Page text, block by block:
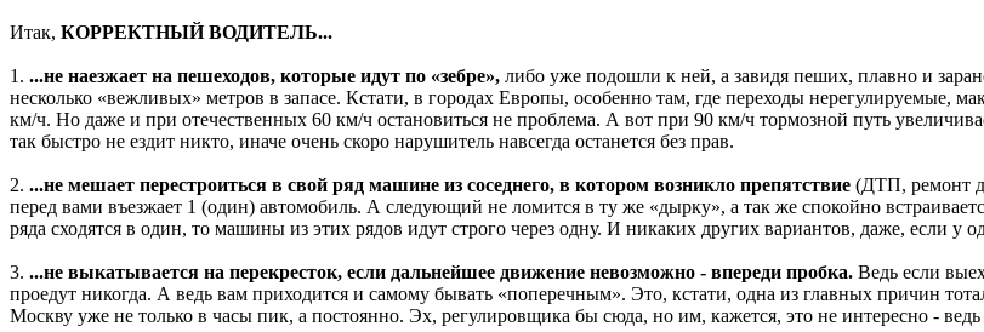
Итак, КОРРЕКТНЫЙ ВОДИТЕЛЬ...
1. ...не наезжает на пешеходов, которые идут по «зебре», либо уже подошли к ней, а завидя пеших, плавно и
несколько «вежливых» метров в запасе. Кстати, в городах Европы, особенно там, где переходы нерегулируемые,
км/ч. Но даже и при отечественных 60 км/ч остановиться не проблема. А вот при 90 км/ч тормозной путь
так быстро не ездит никто, иначе очень скоро нарушитель навсегда останется без прав.
2. ...не мешает перестроиться в свой ряд машине из соседнего, в котором возникло препятствие (ДТП, ремонт
перед вами въезжает 1 (один) автомобиль. А следующий не ломится в ту же «дырку», а так же спокойно
ряда сходятся в один, то машины из этих рядов идут строго через одну. И никаких других вариантов, даже, если у
3. ...не выкатывается на перекресток, если дальнейшее движение невозможно - впереди пробка. Ведь если
проедут никогда. А ведь вам приходится и самому бывать «поперечным». Это, кстати, одна из главных причин
Москву уже не только в часы пик, а постоянно. Эх, регулировщика бы сюда, но им, кажется, это не интересно -